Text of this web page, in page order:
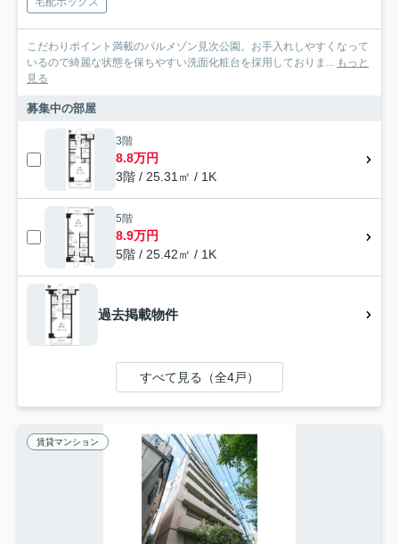
こだわりポイント満載のパルメゾン見次公園。お手入れしやすくなって
いるので綺麗な状態を保ちやすい洗面化粧台を採用しておりま... もっと
見る
募集中の部屋
3階
8.8万円
3階 / 25.31㎡ / 1K
5階
8.9万円
5階 / 25.42㎡ / 1K
過去掲載物件
すべて見る（全4戸）
賃貸マンション